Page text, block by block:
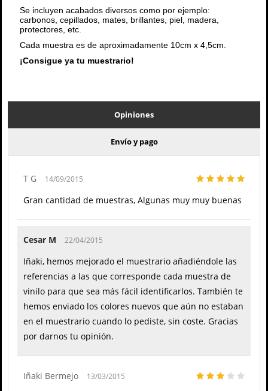
Se incluyen acabados diversos como por ejemplo:
carbonos, cepillados, mates, brillantes, piel, madera,
protectores, etc.
Cada muestra es de aproximadamente 10cm x 4,5cm.
¡Consigue ya tu muestrario!
Opiniones
Envío y pago
T G 14/09/2015
Gran cantidad de muestras, Algunas muy muy buenas
Cesar M 22/04/2015
Iñaki, hemos mejorado el muestrario añadiéndole las
referencias a las que corresponde cada muestra de
vinilo para que sea más fácil identificarlos. También te
hemos enviado los colores nuevos que aún no estaban
en el muestrario cuando lo pediste, sin coste. Gracias
por darnos tu opinión.
Iñaki Bermejo 13/03/2015